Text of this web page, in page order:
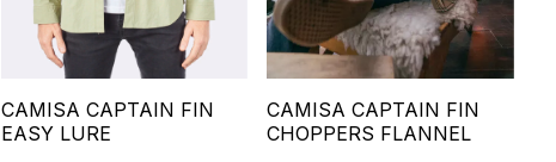
CAMISA CAPTAIN FIN
EASY LURE
CAMISA CAPTAIN FIN
CHOPPERS FLANNEL